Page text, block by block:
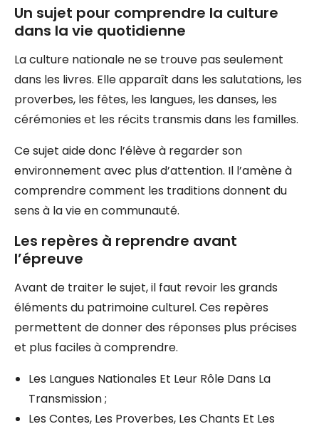
Un sujet pour comprendre la culture
dans la vie quotidienne
La culture nationale ne se trouve pas seulement
dans les livres. Elle apparaît dans les salutations, les
proverbes, les fêtes, les langues, les danses, les
cérémonies et les récits transmis dans les familles.
Ce sujet aide donc l’élève à regarder son
environnement avec plus d’attention. Il l’amène à
comprendre comment les traditions donnent du
sens à la vie en communauté.
Les repères à reprendre avant
l’épreuve
Avant de traiter le sujet, il faut revoir les grands
éléments du patrimoine culturel. Ces repères
permettent de donner des réponses plus précises
et plus faciles à comprendre.
Les Langues Nationales Et Leur Rôle Dans La
Transmission ;
Les Contes, Les Proverbes, Les Chants Et Les